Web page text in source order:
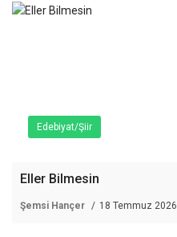
Edebiyat/Şiir
Eller Bilmesin
Şemsi Hançer 18 Temmuz 2026